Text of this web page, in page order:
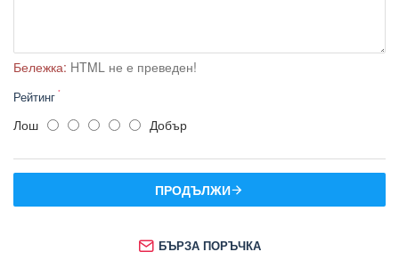
Бележка: HTML не е преведен!
Рейтинг
Лош Добър
ПРОДЪЛЖИ
БЪРЗА ПОРЪЧКА